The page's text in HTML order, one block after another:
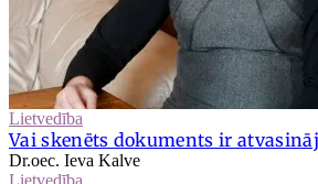
Lietvedība
Vai skenēts dokuments ir
Dr.oec. Ieva Kalve
Lietvedība